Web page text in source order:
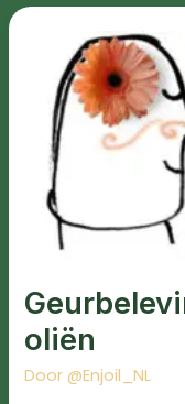
oliën
Door@Enjoil_NL
Geurbeleving
essentiële
oliën